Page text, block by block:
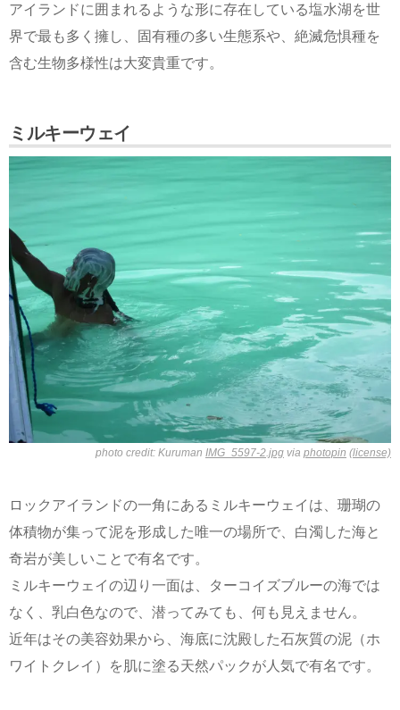
アイランドに囲まれるような形に存在している塩水湖を世
界で最も多く擁し、固有種の多い生態系や、絶滅危惧種を
含む生物多様性は大変貴重です。
ミルキーウェイ
photo credit: Kuruman IMG_5597-2.jpg via photopin (license)
ロックアイランドの一角にあるミルキーウェイは、珊瑚の
体積物が集って泥を形成した唯一の場所で、白濁した海と
奇岩が美しいことで有名です。
ミルキーウェイの辺り一面は、ターコイズブルーの海では
なく、乳白色なので、潜ってみても、何も見えません。
近年はその美容効果から、海底に沈殿した石灰質の泥（ホ
ワイトクレイ）を肌に塗る天然パックが人気で有名です。